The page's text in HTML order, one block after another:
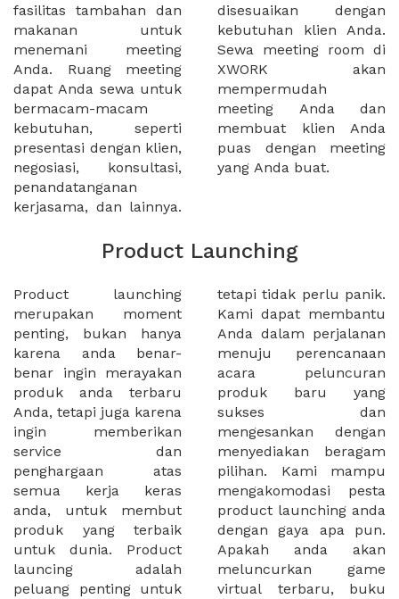
fasilitas tambahan dan
makanan untuk
menemani meeting
Anda. Ruang meeting
dapat Anda sewa untuk
bermacam-macam
kebutuhan, seperti
presentasi dengan klien,
negosiasi, konsultasi,
penandatanganan
kerjasama, dan lainnya.
disesuaikan dengan
kebutuhan klien Anda.
Sewa meeting room di
XWORK akan
mempermudah
meeting Anda dan
membuat klien Anda
puas dengan meeting
yang Anda buat.
Product Launching
Product launching
merupakan moment
penting, bukan hanya
karena anda benar-
benar ingin merayakan
produk anda terbaru
Anda, tetapi juga karena
ingin memberikan
service dan
penghargaan atas
semua kerja keras
anda, untuk membut
produk yang terbaik
untuk dunia. Product
launcing adalah
peluang penting untuk
tetapi tidak perlu panik.
Kami dapat membantu
Anda dalam perjalanan
menuju perencanaan
acara peluncuran
produk baru yang
sukses dan
mengesankan dengan
menyediakan beragam
pilihan. Kami mampu
mengakomodasi pesta
product launching anda
dengan gaya apa pun.
Apakah anda akan
meluncurkan game
virtual terbaru, buku